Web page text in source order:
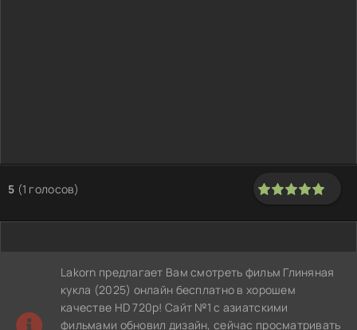
5 (1 голосов)
Lakorn предлагает Вам смотреть фильм Глиняная
кукла (2025) онлайн бесплатно в хорошем
качестве HD 720p! Сайт №1 с азиатскими
фильмами обновил дизайн, сейчас просматривать